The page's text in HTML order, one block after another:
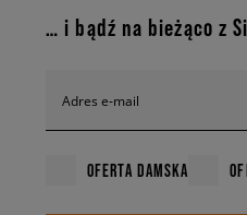
… i bądź na bieżąco z
Adres e-mail
OFERTA DAMSKA